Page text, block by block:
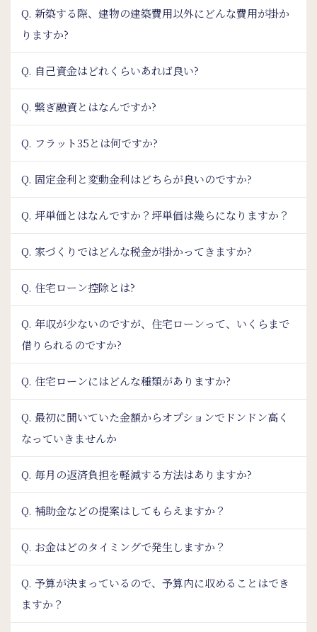
Q. 新築する際、建物の建築費用以外にどんな費用が掛か
りますか?
Q. 自己資金はどれくらいあれば良い?
Q. 繋ぎ融資とはなんですか?
Q. フラット35とは何ですか?
Q. 固定金利と変動金利はどちらが良いのですか?
Q. 坪単価とはなんですか？坪単価は幾らになりますか？
Q. 家づくりではどんな税金が掛かってきますか?
Q. 住宅ローン控除とは?
Q. 年収が少ないのですが、住宅ローンって、いくらまで
借りられるのですか?
Q. 住宅ローンにはどんな種類がありますか?
Q. 最初に聞いていた金額からオプションでドンドン高く
なっていきませんか
Q. 毎月の返済負担を軽減する方法はありますか?
Q. 補助金などの提案はしてもらえますか？
Q. お金はどのタイミングで発生しますか？
Q. 予算が決まっているので、予算内に収めることはでき
ますか？